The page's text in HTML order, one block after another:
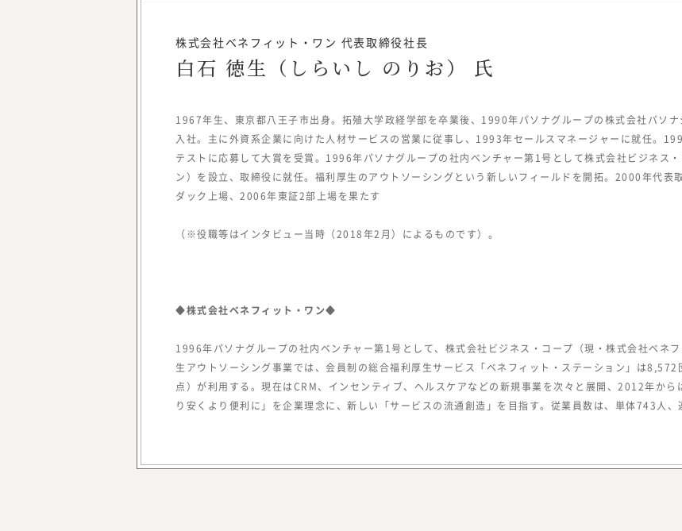
みらいワークス総合研究所 所長
岡本 祥治
1976年生まれ、慶應義塾大学理工学部
起業を決意。2012年、みらいワークス
を設立し、2017年に東証マザーズ
（現・東証グロース）上場を果たす。
『みらいワークス総合研究所』
は、「日本のみらいの為に挑戦
「プロフェッショナル人材が挑
的に縛られない挑戦の機会提供
キャリア形成についての情報を提
同時に、フリーランスや副業と
を活用する企業についての調査
中で、企業の経営者や人事部、
また、昨今、オープンイノベー
株式会社ベネフィット・ワン 代表取締役社長
白石 徳生（しらいし のりお） 氏
1967年生、東京都八王子市出身。拓殖大学政経学部を卒業後、1990年パソナグループの株式会社パソ
入社。主に外資系企業に向けた人材サービスの営業に従事し、1993年セールスマネージャーに就任。
テストに応募して大賞を受賞。1996年パソナグループの社内ベンチャー第1号として株式会社ビジネス
ン）を設立、取締役に就任。福利厚生のアウトソーシングという新しいフィールドを開拓。2000年代表
ダック上場、2006年東証2部上場を果たす
（※役職等はインタビュー当時（2018年2月）によるものです）。
◆株式会社ベネフィット・ワン◆
1996年パソナグループの社内ベンチャー第1号として、株式会社ビジネス・コープ（現・株式会社ベネ
生アウトソーシング事業では、会員制の総合福利厚生サービス「ベネフィット・ステーション」は
点）が利用する。現在はCRM、インセンティブ、ヘルスケアなどの新規事業を次々と展開、2012年から
り安くより便利に」を企業理念に、新しい「サービスの流通創造」を目指す。従業員数は、単体743人